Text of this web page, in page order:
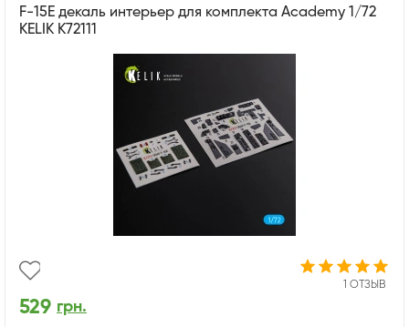
F-15E декаль интерьер для комплекта Academy 1/72
KELIK K72111
1 ОТЗЫВ
529 грн.